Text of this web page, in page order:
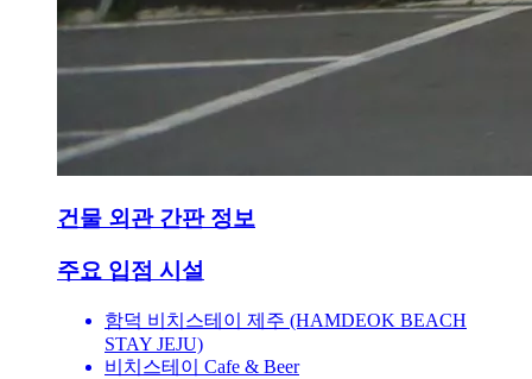
건물 외관 간판 정보
주요 입점 시설
함덕 비치스테이 제주 (HAMDEOK BEACH
STAY JEJU)
비치스테이 Cafe & Beer